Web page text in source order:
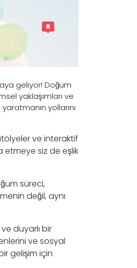
geliyor! Doğum
yaklaşımları ve
yollarını
ve interaktif
etmeye siz de eşlik
süreci,
değil, aynı
duyarlı bir
ve sosyal
gelişim için